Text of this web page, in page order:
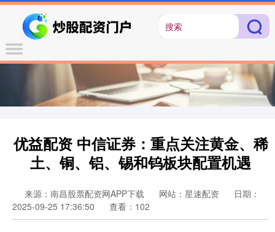
优益配资 中信证券：重点关注黄金、稀
土、铜、铝、锡和钨板块配置机遇
来源：南昌股票配资网APP下载 网站：星速配资
日期：
2025-09-25 17:36:50
查看：102